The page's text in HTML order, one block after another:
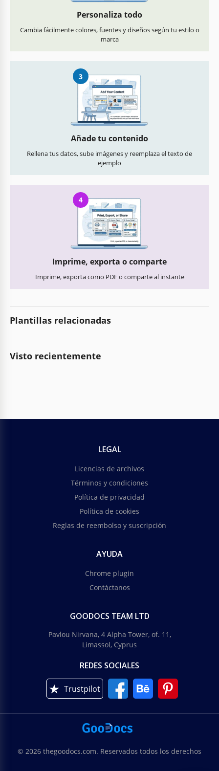
Personaliza todo
Cambia fácilmente colores, fuentes y diseños según tu estilo o
marca
3
Añade tu contenido
Rellena tus datos, sube imágenes y reemplaza el texto de
ejemplo
4
Imprime, exporta o comparte
Imprime, exporta como PDF o comparte al instante
Plantillas relacionadas
Visto recientemente
LEGAL
Licencias de archivos
Términos y condiciones
Política de privacidad
Política de cookies
Reglas de reembolso y suscripción
AYUDA
Chrome plugin
Contáctanos
GOODOCS TEAM LTD
Pavlou Nirvana, 4 Alpha Tower, of. 11,
Limassol, Cyprus
REDES SOCIALES
Trustpilot
© 2026 thegoodocs.com. Reservados todos los derechos